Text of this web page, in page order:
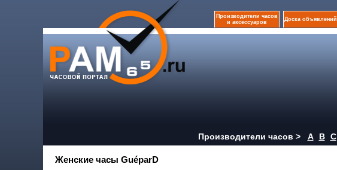
Производители часов
и аксессуаров
Доска объявлений
Производители часов > A B C
Женские часы GuéparD